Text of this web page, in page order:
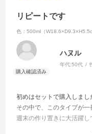
リピートです
色：500ml（
ハヌル
年代:50代
初めはセットで購入しまし
その中で、このタイプが
週末の作り置きに大活躍し